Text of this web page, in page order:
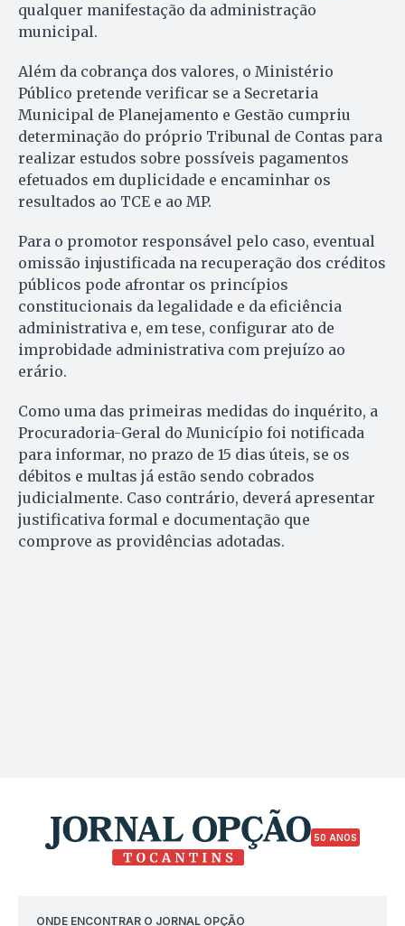
qualquer manifestação da administração
municipal.
Além da cobrança dos valores, o Ministério
Público pretende verificar se a Secretaria
Municipal de Planejamento e Gestão cumpriu
determinação do próprio Tribunal de Contas para
realizar estudos sobre possíveis pagamentos
efetuados em duplicidade e encaminhar os
resultados ao TCE e ao MP.
Para o promotor responsável pelo caso, eventual
omissão injustificada na recuperação dos créditos
públicos pode afrontar os princípios
constitucionais da legalidade e da eficiência
administrativa e, em tese, configurar ato de
improbidade administrativa com prejuízo ao
erário.
Como uma das primeiras medidas do inquérito, a
Procuradoria-Geral do Município foi notificada
para informar, no prazo de 15 dias úteis, se os
débitos e multas já estão sendo cobrados
judicialmente. Caso contrário, deverá apresentar
justificativa formal e documentação que
comprove as providências adotadas.
50 ANOS
ONDE ENCONTRAR O JORNAL OPÇÃO